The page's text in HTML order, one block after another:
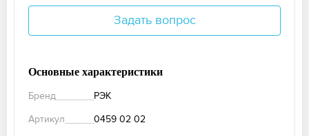
Задать вопрос
Основные характеристики
Бренд
РЭК
Артикул
0459 02 02